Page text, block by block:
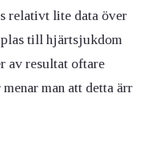
relativt lite data över
till hjärtsjukdom
av resultat oftare
man att detta ärr